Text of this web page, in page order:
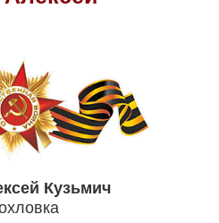
Кузьмич